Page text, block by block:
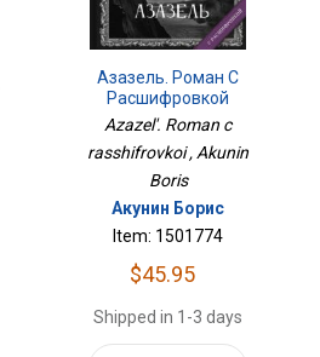
Азазель. Роман С
Расшифровкой
Azazel'. Roman c
rasshifrovkoi , Akunin
Boris
Акунин Борис
Item: 1501774
$45.95
Shipped in 1-3 days